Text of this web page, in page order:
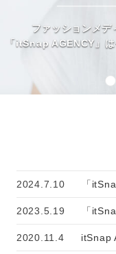
ファッションメ
「itSnap AGENCY」
2024.7.10 「itSnap
2023.5.19 「
2020.11.4 itSnap